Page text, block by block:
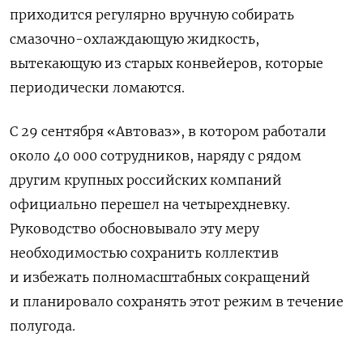
приходится регулярно вручную собирать
смазочно-охлаждающую жидкость,
вытекающую из старых конвейеров, которые
периодически ломаются.
С 29 сентября «Автоваз», в котором работали
около 40 000 сотрудников, наряду с рядом
другим крупных российских компаний
официально перешел на четырехдневку.
Руководство обосновывало эту меру
необходимостью сохранить коллектив
и избежать полномасштабных сокращений
и планировало сохранять этот режим в течение
полугода.